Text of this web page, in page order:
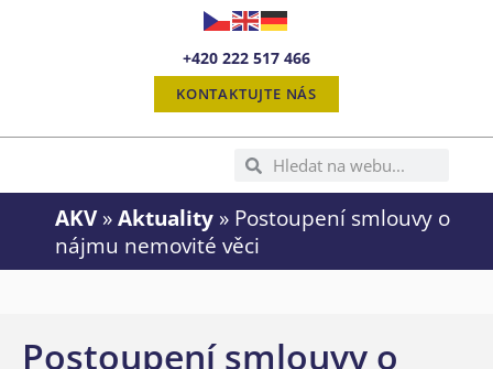
+420 222 517 466
KONTAKTUJTE NÁS
AKV» Aktuality » Postoupení smlouvy o
nájmu nemovité věci
Postoupení smlouvy o